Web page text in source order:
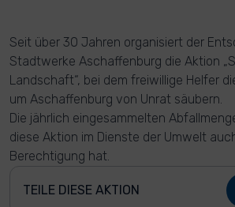
Seit über 30 Jahren organisiert der
Stadtwerke Aschaffenburg die Aktion
Landschaft“, bei dem freiwillige Helfer
um Aschaffenburg von Unrat säubern.
Die jährlich eingesammelten
diese Aktion im Dienste der Umwelt
Berechtigung hat.
TEILE DIESE AKTION